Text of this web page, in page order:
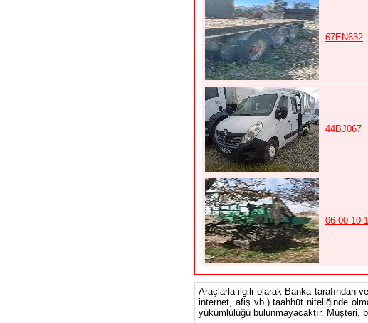
67EN632
44BJ067
06-00-10-
Araçlarla ilgili olarak Banka tarafından
internet, afiş vb.) taahhüt niteliğinde
yükümlülüğü bulunmayacaktır. Müşteri,